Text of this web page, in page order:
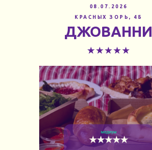
08.07.2026
КРАСНЫХ ЗОРЬ, 4Б
ДЖОВАННИ
★★★★★